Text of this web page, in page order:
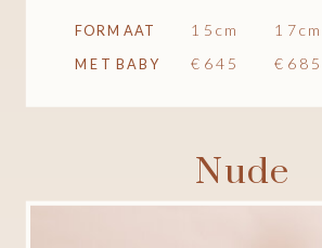
Nude
€685
€645
MET BABY
17cm
15cm
FORMAAT